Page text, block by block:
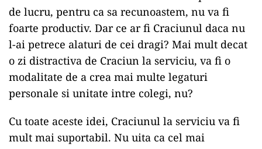
de lucru, pentru ca sa recunoastem, nu va fi
foarte productiv. Dar ce ar fi Craciunul daca nu
l-ai petrece alaturi de cei dragi? Mai mult decat
o zi distractiva de Craciun la serviciu, va fi o
modalitate de a crea mai multe legaturi
personale si unitate intre colegi, nu?
Cu toate aceste idei, Craciunul la serviciu va fi
mult mai suportabil. Nu uita ca cel mai